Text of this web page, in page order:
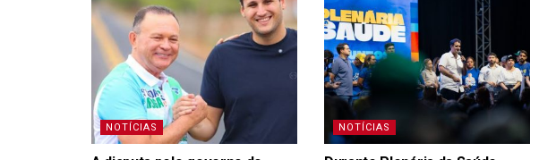
NOTÍCIAS NOTÍCIAS